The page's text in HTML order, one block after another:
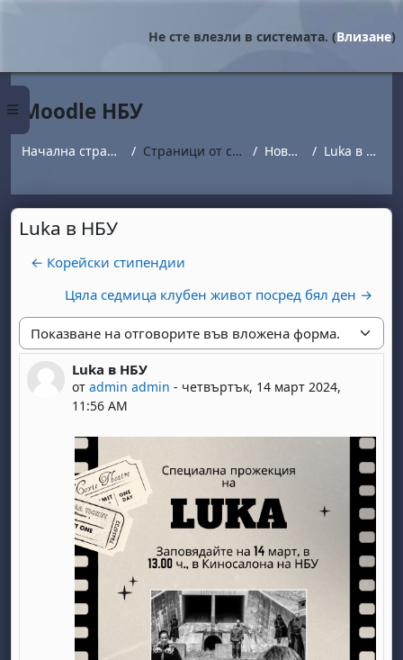
Страничен панел
Не сте влезли в системата. (Влизане)
Moodle НБУ
Начална страница Страници от сайта Новини Luka в НБУ
Luka в НБУ
← Корейски стипендии
Цяла седмица клубен живот посред бял ден →
Начин на показване
Luka в НБУ
от admin admin - четвъртък, 14 март 2024,
11:56 AM
Number of replies: 0